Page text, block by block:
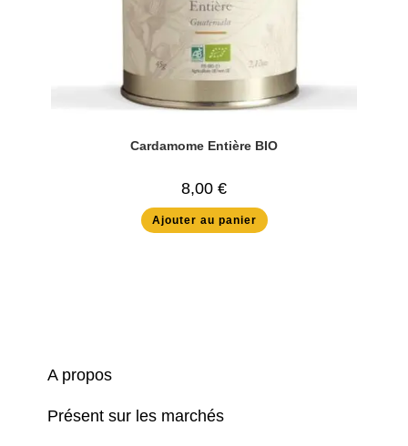
Cardamome Entière BIO
8,00 €
Ajouter au panier
A propos
Présent sur les marchés